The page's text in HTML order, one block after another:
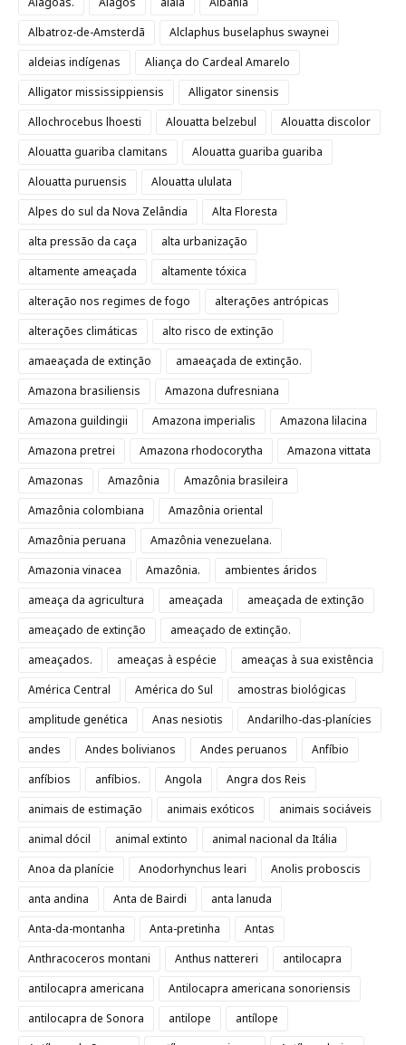
Albatroz-de-Amsterdã
Alclaphus buselaphus swaynei
aldeias indígenas
Aliança do Cardeal Amarelo
Alligator mississippiensis
Alligator sinensis
Allochrocebus lhoesti
Alouatta belzebul
Alouatta discolor
Alouatta guariba clamitans
Alouatta guariba guariba
Alouatta puruensis
Alouatta ululata
Alpes do sul da Nova Zelândia
Alta Floresta
alta pressão da caça
alta urbanização
altamente ameaçada
altamente tóxica
alteração nos regimes de fogo
alterações antrópicas
alterações climáticas
alto risco de extinção
amaeaçada de extinção
amaeaçada de extinção.
Amazona brasiliensis
Amazona dufresniana
Amazona guildingii
Amazona imperialis
Amazona lilacina
Amazona pretrei
Amazona rhodocorytha
Amazona vittata
Amazonas
Amazônia
Amazônia brasileira
Amazônia colombiana
Amazônia oriental
Amazônia peruana
Amazônia venezuelana.
Amazonia vinacea
Amazônia.
ambientes áridos
ameaça da agricultura
ameaçada
ameaçada de extinção
ameaçado de extinção
ameaçado de extinção.
ameaçados.
ameaças à espécie
ameaças à sua existência
América Central
América do Sul
amostras biológicas
amplitude genética
Anas nesiotis
Andarilho-das-planícies
andes
Andes bolivianos Andes peruanos
Anfíbio
anfíbios
anfíbios. Angola
Angra dos Reis
animais de estimação
animais exóticos
animais sociáveis
animal dócil
animal extinto
animal nacional da Itália
Anoa da planície
Anodorhynchus leari
Anolis proboscis
anta andina
Anta de Bairdi
anta lanuda
Anta-da-montanha
Anta-pretinha
Antas
Anthracoceros montani
Anthus nattereri
antilocapra
antilocapra americana
Antilocapra americana sonoriensis
antilocapra de Sonora
antilope
antílope